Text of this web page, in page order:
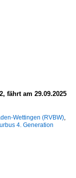
fährt am 29.09.2025
Wettingen (RVBW),
4. Generation